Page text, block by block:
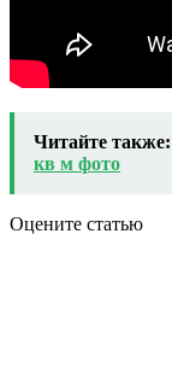
Читайте также:
кв м фото
Оцените статью